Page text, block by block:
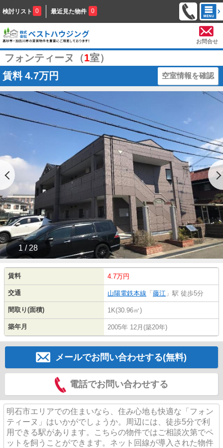
検討リスト 0 最近見た物件 0
お問合せ
フォンティーヌ（1室）
賃料 4.7万円 空室情報を確認
1 / 28
賃料 4.7万円
交通 山陽電鉄本線 「 藤江 」駅 徒歩5分
間取り(面積) 1K(30.96㎡)
築年月 2005年 12月(築20年)
メールでお問い合わせする(無料)
電話でお問い合わせする
明石市エリアでの住まいなら、住み心地も快適な「フォン
ティーヌ」はいかがでしょうか。周辺には、徒歩5分で利
用できる駅があります。こちらの物件ではご相談次第でペ
ットを飼うことができます。ネット回線が導入された物件